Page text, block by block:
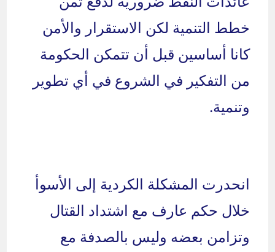
خطط التنمية لكن الاستقرار والأمن
كانا أساسين قبل أن تتمكن الحكومة
من التفكير في الشروع في أي تطوير
وتنمية.
انحدرت المشكلة الكردية إلى الأسوأ
خلال حكم عارف مع اشتداد القتال
وتزامن بعضه وليس بالصدفة مع